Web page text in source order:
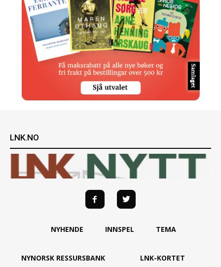
LNK.NO
NYHENDE INNSPEL TEMA
NYNORSK RESSURSBANK
LNK-KORTET